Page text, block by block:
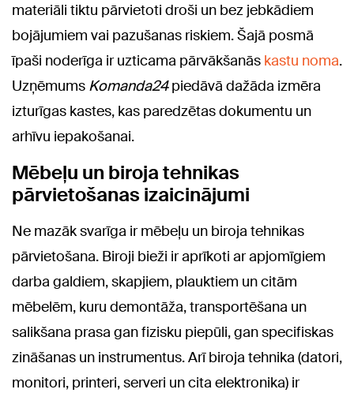
materiāli tiktu pārvietoti droši un bez jebkādiem
bojājumiem vai pazušanas riskiem. Šajā posmā
īpaši noderīga ir uzticama pārvākšanās kastu noma.
Uzņēmums Komanda24piedāvā dažāda izmēra
izturīgas kastes, kas paredzētas dokumentu un
arhīvu iepakošanai.
Mēbeļu un biroja tehnikas
pārvietošanas izaicinājumi
Ne mazāk svarīga ir mēbeļu un biroja tehnikas
pārvietošana. Biroji bieži ir aprīkoti ar apjomīgiem
darba galdiem, skapjiem, plauktiem un citām
mēbelēm, kuru demontāža, transportēšana un
salikšana prasa gan fizisku piepūli, gan specifiskas
zināšanas un instrumentus. Arī biroja tehnika (datori,
monitori, printeri, serveri un cita elektronika) ir